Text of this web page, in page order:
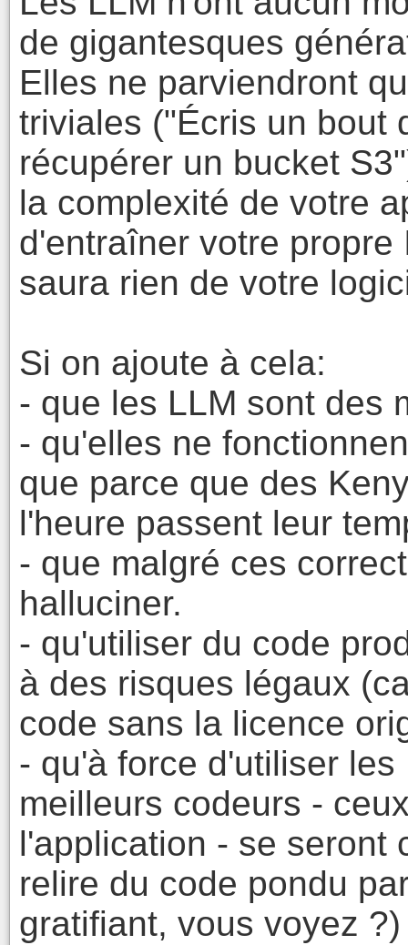
de gigantesques
Elles ne parviendront
triviales ("Écris un bout
récupérer un bucket
la complexité de votre
d'entraîner votre
saura rien de votre
Si on ajoute à cela:
- que les LLM sont des
- qu'elles ne
que parce que des
l'heure passent leur
- que malgré ces
halluciner.
- qu'utiliser du code
à des risques légaux
code sans la licence
- qu'à force d'utiliser
meilleurs codeurs -
l'application - se seront
relire du code pondu
gratifiant, vous voyez ?)